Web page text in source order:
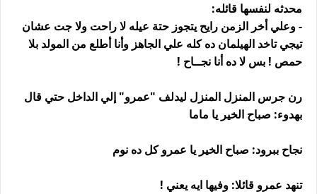
محدثه لنفسها قائله:
- وعلي أخر الزمن رايح يتجوز حتة عيله لا راحت ولا جت عشان
تيجي تاخد الهيلمان ده كله علي الجاهز وأنا أطلع من المولد بلا
حمص ! بس لا ده أنا نجــاح !
رن جرس المنزل المنزل ليدلف "عمرو" إلي الداخل حتي قال
بهدوء: صباح الخير يا ماما
نجاح ببرود: صباح الخير يا عمرو كل ده نوم
تنهد عمرو قائلا: وفيها ايه يعني !